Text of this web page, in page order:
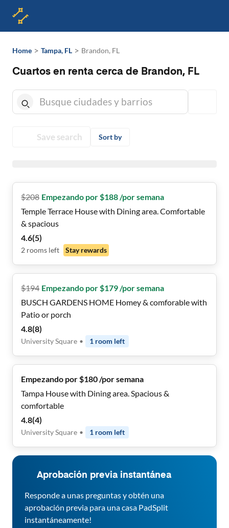
Home > Tampa, FL > Brandon, FL
Cuartos en renta cerca de Brandon, FL
Save search Sort by
$208 Empezando por $188 /por semana
Temple Terrace House with Dining area. Comfortable
& spacious
4.6(5)
2 rooms left Stay rewards
$194 Empezando por $179 /por semana
BUSCH GARDENS HOME Homey & comforable with
Patio or porch
4.8(8)
University Square • 1 room left
Empezando por $180 /por semana
Tampa House with Dining area. Spacious &
comfortable
4.8(4)
University Square • 1 room left
Aprobación previa instantánea
Responde a unas preguntas y obtén una
aprobación previa para una casa PadSplit
instantáneamente!